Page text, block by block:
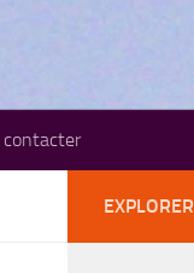
contacter
EXPLORER